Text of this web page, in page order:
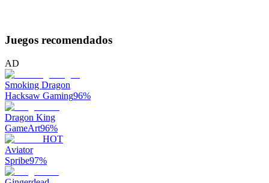
Juegos recomendados
AD
Smoking Dragon
Hacksaw Gaming96%
Dragon King
GameArt96%
HOT
Aviator
Spribe97%